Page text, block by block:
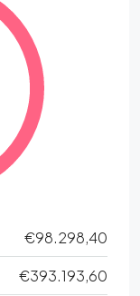
€98.298,40
€393.193,60